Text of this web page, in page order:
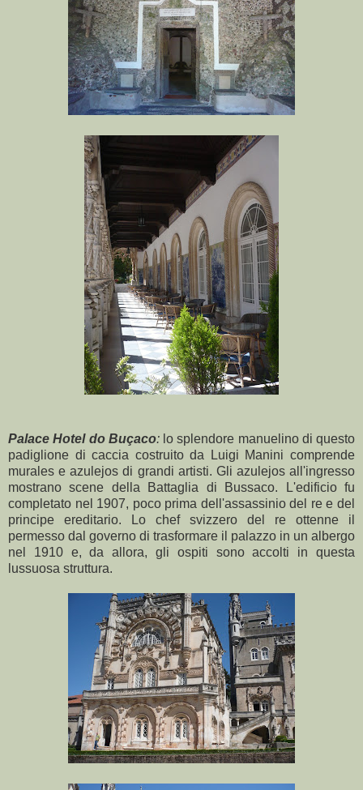
Palace Hotel do Buçaco:lo splendore manuelino di questo
padiglione di caccia costruito da Luigi Manini comprende
murales e azulejos di grandi artisti. Gli azulejos all'ingresso
mostrano scene della Battaglia di Bussaco. L'edificio fu
completato nel 1907, poco prima dell'assassinio del re e del
principe ereditario. Lo chef svizzero del re ottenne il
permesso dal governo di trasformare il palazzo in un albergo
nel 1910 e, da allora, gli ospiti sono accolti in questa
lussuosa struttura.